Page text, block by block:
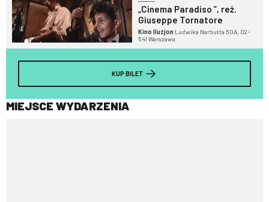
„Cinema Paradiso ”, reż.
Giuseppe Tornatore
Kino Iluzjon Ludwika Narbutta 50A, 02-
541 Warszawa
KUP BILET
MIEJSCE WYDARZENIA